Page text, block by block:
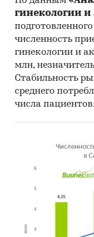
гинекологии и
численность
гинекологии и
млн,
Стабильность
среднего
числа пациентов.